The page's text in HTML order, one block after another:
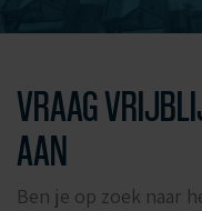
VRAAG
AAN
Ben je op zoek naar